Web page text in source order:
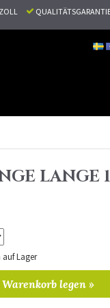
LANGE
auf Lager
legen »